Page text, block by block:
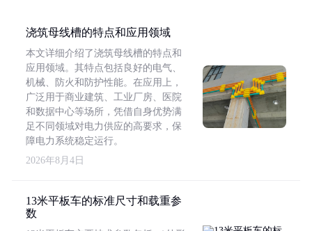
浇筑母线槽的特点和应用领域
本文详细介绍了浇筑母线槽的特点和
应用领域。其特点包括良好的电气、
机械、防火和防护性能。在应用上，
广泛用于商业建筑、工业厂房、医院
和数据中心等场所，凭借自身优势满
足不同领域对电力供应的高要求，保
障电力系统稳定运行。
2026年8月4日
13米平板车的标准尺寸和载重参
数